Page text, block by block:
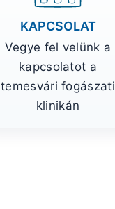
KAPCSOLAT
Vegye fel velünk a
kapcsolatot a
temesvári fogászati
klinikán